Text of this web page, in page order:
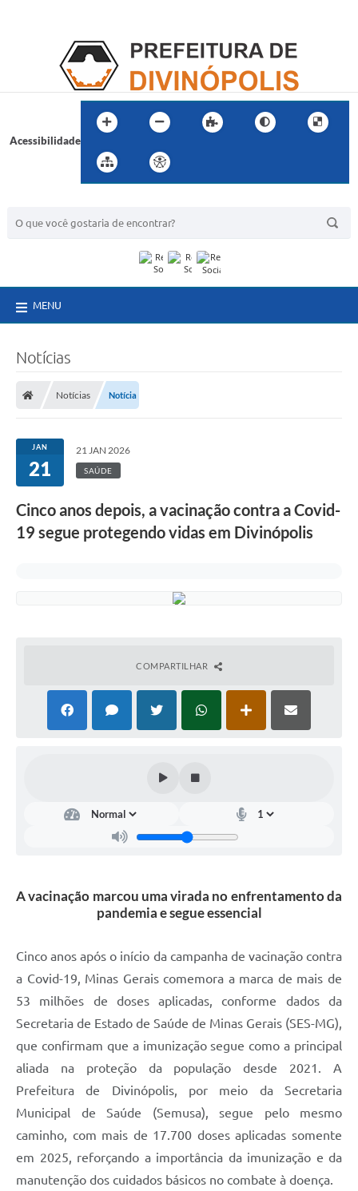
Acessibilidade
MENU
Notícias
Notícias Notícia
JAN
21
21 JAN 2026
SAÚDE
Cinco anos depois, a vacinação contra a Covid-
19 segue protegendo vidas em Divinópolis
COMPARTILHAR
A vacinação marcou uma virada no enfrentamento da
pandemia e segue essencial
Cinco anos após o início da campanha de vacinação contra
a Covid-19, Minas Gerais comemora a marca de mais de
53 milhões de doses aplicadas, conforme dados da
Secretaria de Estado de Saúde de Minas Gerais (SES-MG),
que confirmam que a imunização segue como a principal
aliada na proteção da população desde 2021. A
Prefeitura de Divinópolis, por meio da Secretaria
Municipal de Saúde (Semusa), segue pelo mesmo
caminho, com mais de 17.700 doses aplicadas somente
em 2025, reforçando a importância da imunização e da
manutenção dos cuidados básicos no combate à doença.